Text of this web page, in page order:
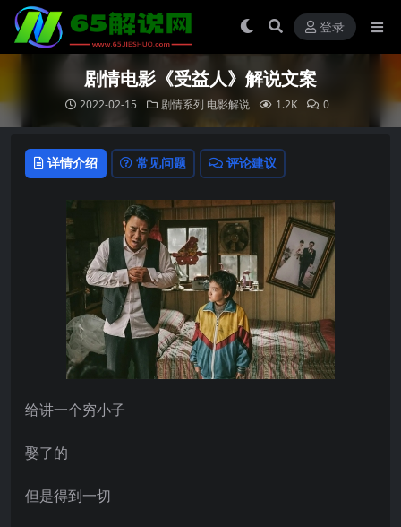
登录
剧情电影《受益人》解说文案
2022-02-15 剧情系列 电影解说 1.2K 0
详情介绍 常见问题 评论建议
给讲一个穷小子
娶了的
但是得到一切